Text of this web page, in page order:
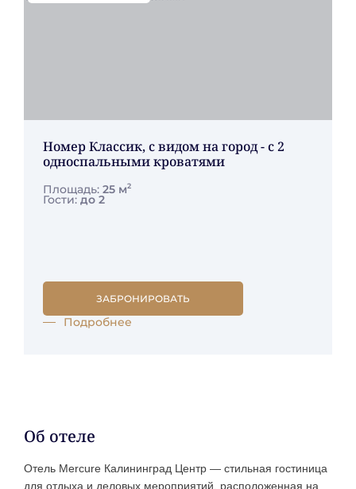
Номер Классик, с видом на город - с 2
односпальными кроватями
Площадь: 25 м2
Гости: до 2
ЗАБРОНИРОВАТЬ
Подробнее
Об отеле
Отель Mercure Калининград Центр — стильная гостиница
для отдыха и деловых мероприятий, расположенная на